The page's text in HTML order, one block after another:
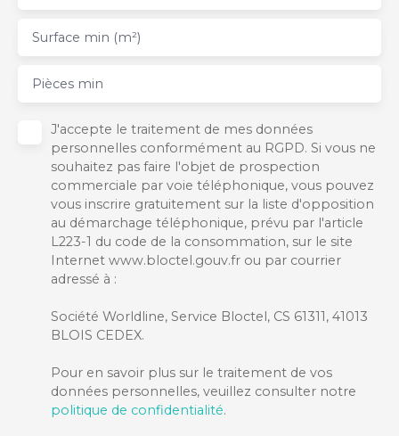
Surface min (m²)
Pièces min
J'accepte le traitement de mes données
personnelles conformément au RGPD. Si vous ne
souhaitez pas faire l'objet de prospection
commerciale par voie téléphonique, vous pouvez
vous inscrire gratuitement sur la liste d'opposition
au démarchage téléphonique, prévu par l'article
L223-1 du code de la consommation, sur le site
Internet www.bloctel.gouv.fr ou par courrier
adressé à :
Société Worldline, Service Bloctel, CS 61311, 41013
BLOIS CEDEX.
Pour en savoir plus sur le traitement de vos
données personnelles, veuillez consulter notre
politique de confidentialité.